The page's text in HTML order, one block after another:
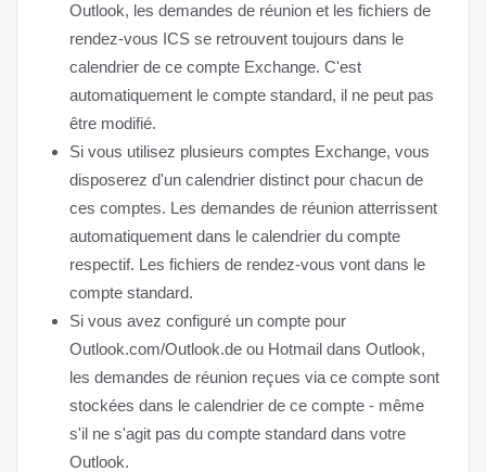
Outlook, les demandes de réunion et les fichiers de
rendez-vous ICS se retrouvent toujours dans le
calendrier de ce compte Exchange. C'est
automatiquement le compte standard, il ne peut pas
être modifié.
Si vous utilisez plusieurs comptes Exchange, vous
disposerez d'un calendrier distinct pour chacun de
ces comptes. Les demandes de réunion atterrissent
automatiquement dans le calendrier du compte
respectif. Les fichiers de rendez-vous vont dans le
compte standard.
Si vous avez configuré un compte pour
Outlook.com/Outlook.de ou Hotmail dans Outlook,
les demandes de réunion reçues via ce compte sont
stockées dans le calendrier de ce compte - même
s'il ne s'agit pas du compte standard dans votre
Outlook.